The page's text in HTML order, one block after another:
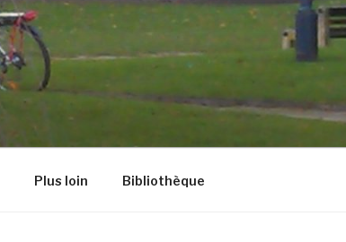
Plus loin Bibliothèque